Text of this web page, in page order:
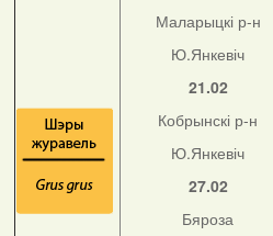
Маларыцкі р-н
Ю.Янкевіч
21.02
Кобрынскі р-н
Ю.Янкевіч
27.02
Бяроза